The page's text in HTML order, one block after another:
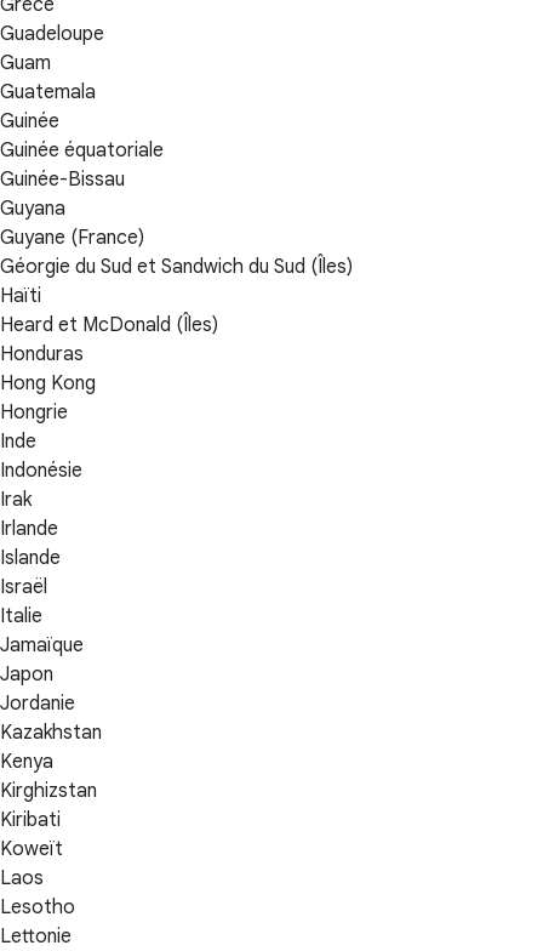
Guadeloupe
Guam
Guatemala
Guinée
Guinée équatoriale
Guinée-Bissau
Guyana
Guyane (France)
Géorgie du Sud et Sandwich du Sud (Îles)
Haïti
Heard et McDonald (Îles)
Honduras
Hong Kong
Hongrie
Inde
Indonésie
Irak
Irlande
Islande
Israël
Italie
Jamaïque
Japon
Jordanie
Kazakhstan
Kenya
Kirghizstan
Kiribati
Koweït
Laos
Lesotho
Lettonie